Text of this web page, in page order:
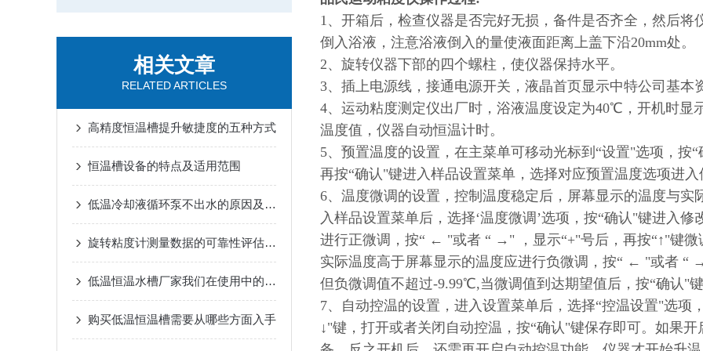
相关文章
RELATED ARTICLES
高精度恒温槽提升敏捷度的五种方式
恒温槽设备的特点及适用范围
低温冷却液循环泵不出水的原因及解决方法
旋转粘度计测量数据的可靠性评估与优化措施
低温恒温水槽厂家我们在使用中的难题
购买低温恒温槽需要从哪些方面入手
1、开箱后，检查仪器是否完好无损，备件是否齐全，然后
倒入浴液，注意浴液倒入的量使液面距离上盖下沿20mm处。
2、 旋转仪器下部的四个螺柱，使仪器保持水平。
3、 插上电源线，接通电源开关，液晶首页显示中特公司基本
4、 运动粘度测定仪出厂时，浴液温度设定为40℃，开机时显
温度值，仪器自动恒温计时。
5、 预置温度的设置，在主菜单可移动光标到“设置"选项，按
再按“确认"键进入样品设置菜单，选择对应预置温度选项进
6、温度微调的设置，控制温度稳定后，屏幕显示的温度与
入样品设置菜单后，选择‘温度微调’选项，按“确认"键进入
进行正微调，按“ ← "或者 “ →" ，显示“+"号后，再按“↑"键
实际温度高于屏幕显示的温度应进行负微调，按“ ← "或者 “
但负微调值不超过-9.99℃,当微调值到达期望值后，按“确认"
7、自动控温的设置，进入设置菜单后，选择“控温设置"选项
↓"键，打开或者关闭自动控温，按“确认"键保存即可。如果